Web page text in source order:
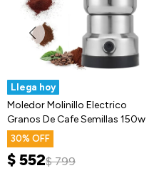
Llega hoy
Moledor Molinillo Electrico
Granos De Cafe Semillas 150w
30
$552$ 799